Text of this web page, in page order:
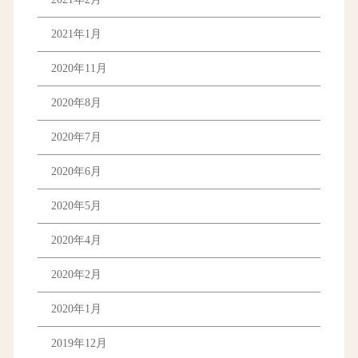
2021年1月
2020年11月
2020年8月
2020年7月
2020年6月
2020年5月
2020年4月
2020年2月
2020年1月
2019年12月